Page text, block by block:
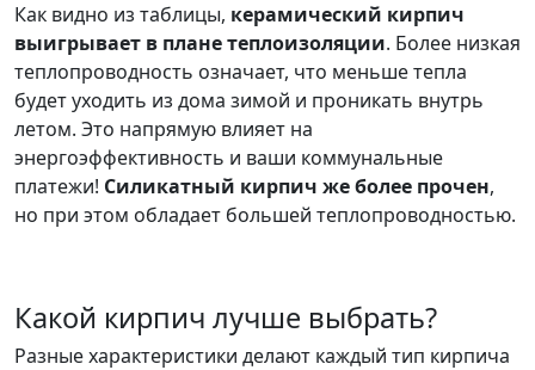
Как видно из таблицы, керамический кирпич
выигрывает в плане теплоизоляции. Более низкая
теплопроводность означает, что меньше тепла
будет уходить из дома зимой и проникать внутрь
летом. Это напрямую влияет на
энергоэффективность и ваши коммунальные
платежи! Силикатный кирпич же более прочен,
но при этом обладает большей теплопроводностью.
Какой кирпич лучше выбрать?
Разные характеристики делают каждый тип кирпича